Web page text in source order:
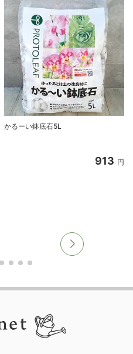
かるーい鉢底石5L
913 円